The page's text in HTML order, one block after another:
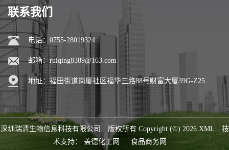
联系我们
电话：0755-28019324
邮箱： ruiqing8389@163.com
地址：福田街道岗厦社区福华三路88号财富大厦39G-Z25
深圳瑞清生物信息科技有限公司 版权所有 Copyright (©) 2026 XML
技
术支持： 盖德化工网 食品商务网